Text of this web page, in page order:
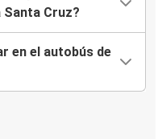
Santa Cruz?
en el autobús de